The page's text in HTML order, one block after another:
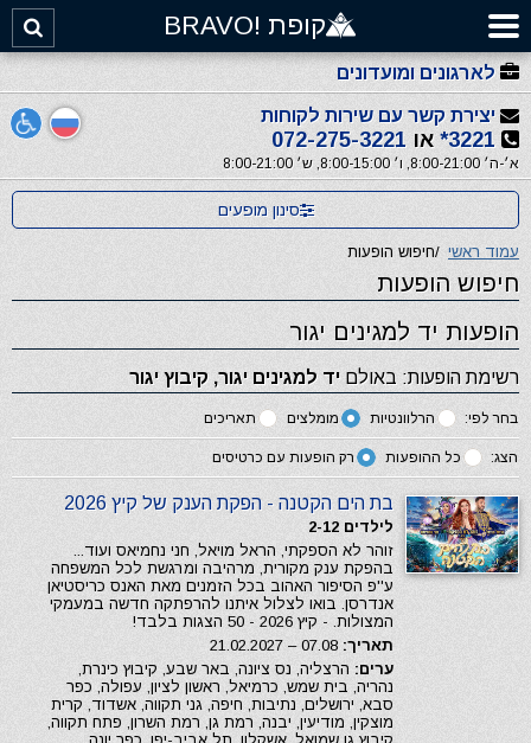
קופת !BRAVO
לארגונים ומועדונים
יצירת קשר עם שירות לקוחות
3221* או 072-275-3221
א׳-ה׳ 8:00-21:00, ו׳ 8:00-15:00, ש׳ 8:00-21:00
סינון מופעים
עמוד ראשי /חיפוש הופעות
חיפוש הופעות
הופעות יד למגינים יגור
רשימת הופעות: באולם יד למגינים יגור, קיבוץ יגור
בחר לפי: הרלוונטיות מומלצים תאריכים
הצג: כל ההופעות רק הופעות עם כרטיסים
בת הים הקטנה - הפקת הענק של קיץ 2026
לילדים 2-12
זוהר לא הספקתי, הראל מויאל, חני נחמיאס ועוד...
בהפקת ענק מקורית, מרהיבה ומרגשת לכל המשפחה
ע''פ הסיפור האהוב בכל הזמנים מאת האנס כריסטיאן
אנדרסן. בואו לצלול איתנו להרפתקה חדשה במעמקי
המצולות. - קיץ 2026 - 50 הצגות בלבד!
תאריך:
ערים: הרצליה, נס ציונה, באר שבע, קיבוץ כינרת,
נהריה, בית שמש, כרמיאל, ראשון לציון, עפולה, כפר
סבא, ירושלים, נתיבות, חיפה, גני תקווה, אשדוד, קרית
מוצקין, מודיעין, יבנה, רמת גן, רמת השרון, פתח תקווה,